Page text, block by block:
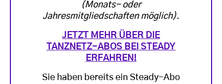
(Monats- oder
Jahresmitgliedschaften möglich).
JETZT MEHR ÜBER DIE
TANZNETZ-ABOS BEI STEADY
ERFAHREN!
Sie haben bereits ein Steady-Abo